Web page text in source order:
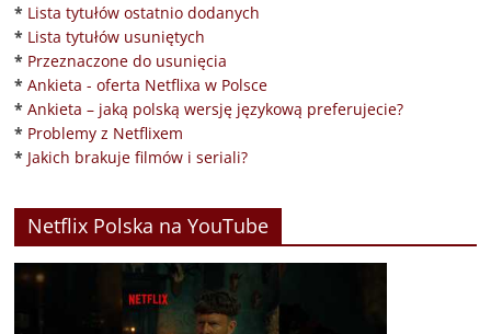
* Lista tytułów ostatnio dodanych
* Lista tytułów usuniętych
* Przeznaczone do usunięcia
* Ankieta - oferta Netflixa w Polsce
* Ankieta – jaką polską wersję językową preferujecie?
* Problemy z Netflixem
* Jakich brakuje filmów i seriali?
Netflix Polska na YouTube